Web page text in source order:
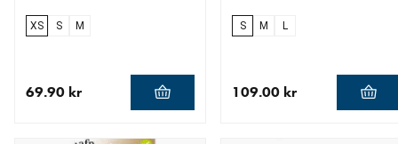
XS S M
69.90 kr
S M L
109.00 kr